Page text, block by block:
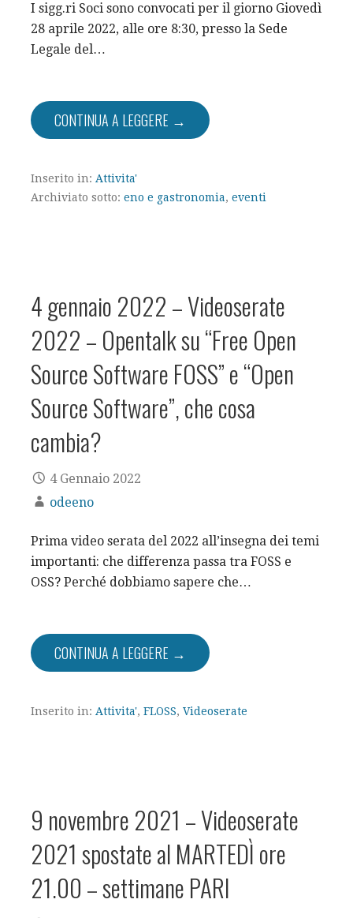
I sigg.ri Soci sono convocati per il giorno Giovedì
28 aprile 2022, alle ore 8:30, presso la Sede
Legale del…
CONTINUA A LEGGERE →
Inserito in: Attivita'
Archiviato sotto: eno e gastronomia, eventi
4 gennaio 2022 – Videoserate
2022 – Opentalk su “Free Open
Source Software FOSS” e “Open
Source Software”, che cosa
cambia?
4 Gennaio 2022
odeeno
Prima video serata del 2022 all’insegna dei temi
importanti: che differenza passa tra FOSS e
OSS? Perché dobbiamo sapere che…
CONTINUA A LEGGERE →
Inserito in: Attivita', FLOSS, Videoserate
9 novembre 2021 – Videoserate
2021 spostate al MARTEDÌ ore
21.00 – settimane PARI